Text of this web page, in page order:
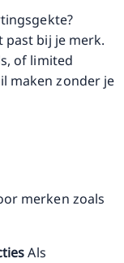
past bij je merk.
of limited
maken zonder je
merken zoals
Als